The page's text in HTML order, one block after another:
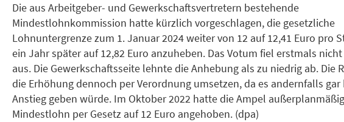
Die aus Arbeitgeber- und Gewerkschaftsvertretern bestehende
Mindestlohnkommission hatte kürzlich vorgeschlagen, die gesetzliche
Lohnuntergrenze zum 1. Januar 2024 weiter von 12 auf 12,41 Euro pro
ein Jahr später auf 12,82 Euro anzuheben. Das Votum fiel erstmals
aus. Die Gewerkschaftsseite lehnte die Anhebung als zu niedrig ab. Die
die Erhöhung dennoch per Verordnung umsetzen, da es andernfalls gar
Anstieg geben würde. Im Oktober 2022 hatte die Ampel
Mindestlohn per Gesetz auf 12 Euro angehoben. (dpa)